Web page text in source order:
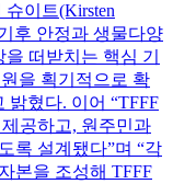
이트(Kirsten
후 안정과 생물다양
떠받치는 핵심 기
을 획기적으로 확
밝혔다. 이어 “TFFF
공하고, 원주민과
록 설계됐다”며 “각
본을 조성해 TFFF